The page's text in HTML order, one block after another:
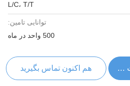
L/C، T/T
توانایی تامین:
500 واحد در ماه
هم اکنون تماس بگیرید